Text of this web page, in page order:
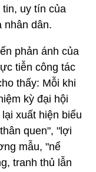
uy tín của
nhân dân.
phản ánh của
tiễn công tác
thấy: Mỗi khi
kỳ đại hội
xuất hiện biểu
quen", "lợi
mẫu, "nể
tranh thủ lẫn